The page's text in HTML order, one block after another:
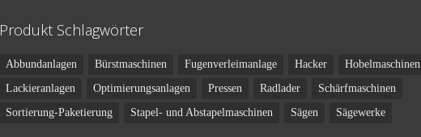
Produkt Schlagwörter
Abbundanlagen Bürstmaschinen Fugenverleimanlage Hacker
Hobelmaschinen
Lackieranlagen
Optimierungsanlagen Pressen Radlader
Schärfmaschinen
Sortierung-Paketierung
Stapel- und Abstapelmaschinen Sägen Sägewerke